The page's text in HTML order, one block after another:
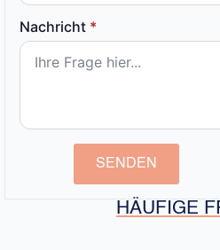
Nachricht *
SENDEN
HÄUFIGE